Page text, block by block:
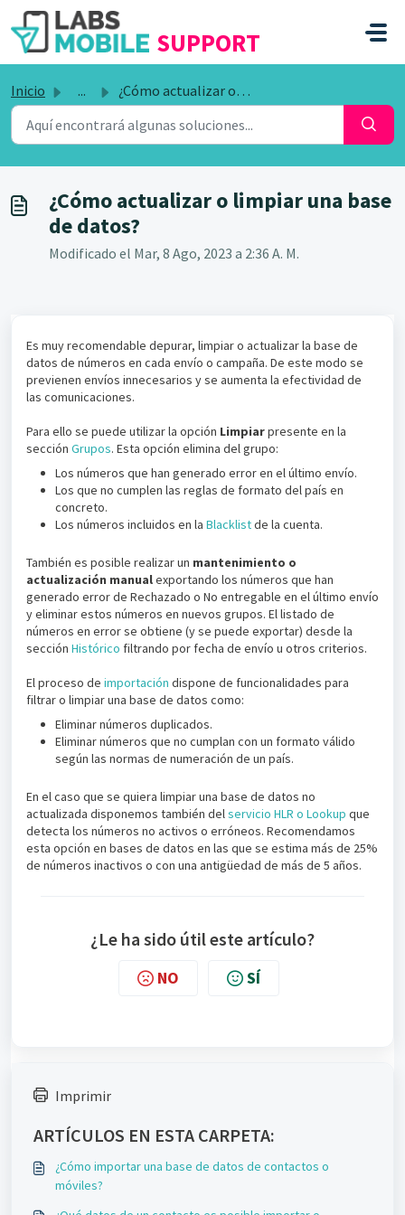
SALTAR AL CONTENIDO PRINCIPAL
SUPPORT
Inicio ... ¿Cómo actualizar o limpiar una base de datos?
¿Cómo actualizar o limpiar una base
de datos?
Modificado el Mar, 8 Ago, 2023 a 2:36 A. M.
Es muy recomendable depurar, limpiar o actualizar la base de
datos de números en cada envío o campaña. De este modo se
previenen envíos innecesarios y se aumenta la efectividad de
las comunicaciones.
Para ello se puede utilizar la opción Limpiarpresente en la
sección Grupos. Esta opción elimina del grupo:
Los números que han generado error en el último envío.
Los que no cumplen las reglas de formato del país en
concreto.
Los números incluidos en la Blacklistde la cuenta.
También es posible realizar un mantenimiento o
actualización manualexportando los números que han
generado error de Rechazado o No entregable en el último envío
y eliminar estos números en nuevos grupos. El listado de
números en error se obtiene (y se puede exportar) desde la
sección Histórico filtrando por fecha de envío u otros criterios.
El proceso de importación dispone de funcionalidades para
filtrar o limpiar una base de datos como:
Eliminar números duplicados.
Eliminar números que no cumplan con un formato válido
según las normas de numeración de un país.
En el caso que se quiera limpiar una base de datos no
actualizada disponemos también delservicio HLR o Lookup que
detecta los números no activos o erróneos. Recomendamos
esta opción en bases de datos en las que se estima más de 25%
de números inactivos o con una antigüedad de más de 5 años.
¿Le ha sido útil este artículo?
NO SÍ
Imprimir
ARTÍCULOS EN ESTA CARPETA:
¿Cómo importar una base de datos de contactos o
móviles?